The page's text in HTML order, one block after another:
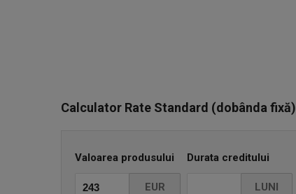
Calculator Rate Standard (dobânda fixă)
Valoarea produsului
EUR
Durata creditului
LUNI